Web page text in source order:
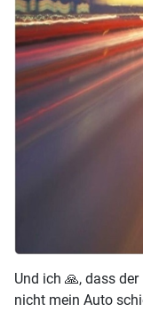
Und ich 🙏, dass
nicht mein Auto